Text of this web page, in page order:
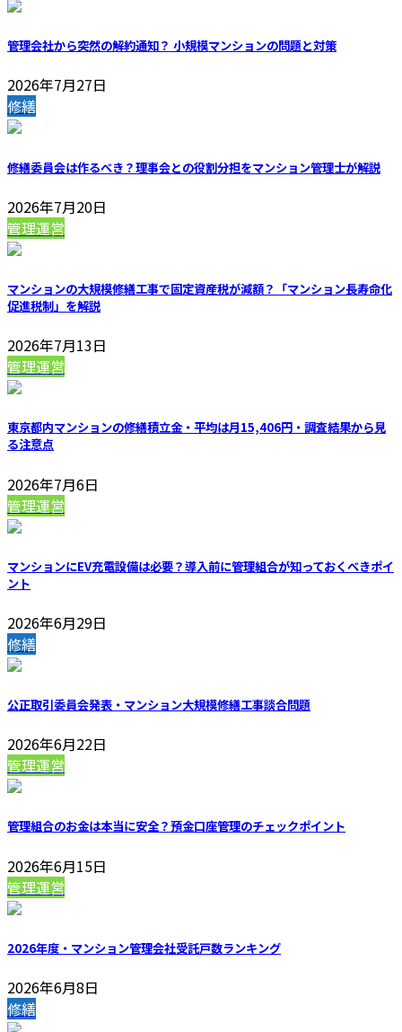
管理会社から突然の解約通知？ 小規模マンションの問題と対策
2026年7月27日
修繕
修繕委員会は作るべき？理事会との役割分担をマンション管理士が解説
2026年7月20日
管理運営
マンションの大規模修繕工事で固定資産税が減額？「マンション長寿命化
促進税制」を解説
2026年7月13日
管理運営
東京都内マンションの修繕積立金・平均は月15,406円・調査結果から見
る注意点
2026年7月6日
管理運営
マンションにEV充電設備は必要？導入前に管理組合が知っておくべきポイ
ント
2026年6月29日
修繕
公正取引委員会発表・マンション大規模修繕工事談合問題
2026年6月22日
管理運営
管理組合のお金は本当に安全？預金口座管理のチェックポイント
2026年6月15日
管理運営
2026年度・マンション管理会社受託戸数ランキング
2026年6月8日
修繕